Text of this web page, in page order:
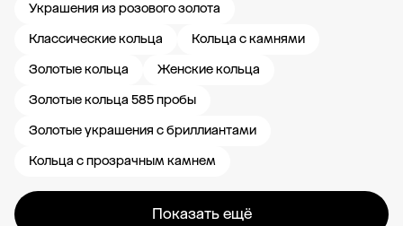
Украшения из розового золота
Классические кольца
Кольца с камнями
Золотые кольца
Женские кольца
Золотые кольца 585 пробы
Золотые украшения с бриллиантами
Кольца с прозрачным камнем
Показать ещё